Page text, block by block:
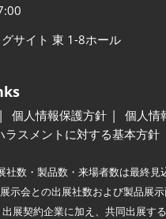
サイト 東 1-8ホール
個人情報保護方針 個人情
ラスメントに対する基本方針
社数・製品数・来場者数は最終見
示会との出展社数および製品展示
展契約企業に加え、共同出展す